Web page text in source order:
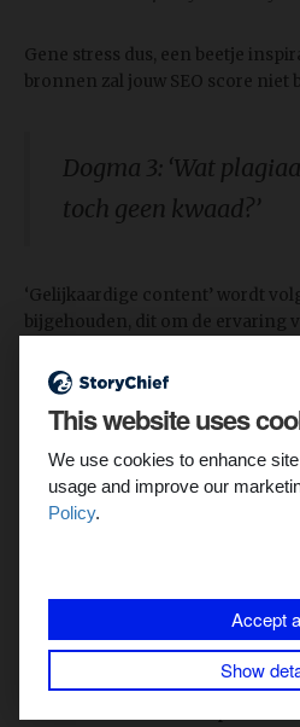
This website uses
We use cookies to enhance
usage and improve our
Policy.
Accept
Show
Gene stress dus, een beetje
bronnen zal jouw SEO score niet
Dogma 3: ‘Wat
toch geen kwaad?’
‘Gelijkaardige content’ wordt
bijgehouden, dit om de ervaring
purpose. Google ziet gelijkaardige
een dreigend gevaar. So relax..
In extreme gevallen, wanneer
zijn van een andere bron, wordt
getoond tussen de resultaten
over te maken.
Onze tip is uiteraard om je eigen
naar voor te schuiven. Jouw